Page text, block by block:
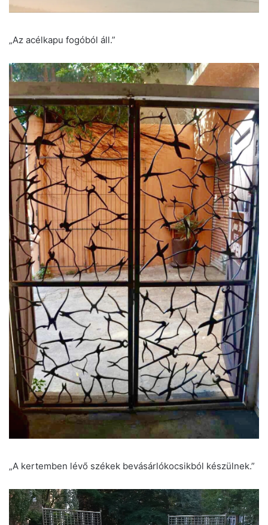
„Az acélkapu fogóból áll.”
„A kertemben lévő székek bevásárlókocsikból készülnek.”